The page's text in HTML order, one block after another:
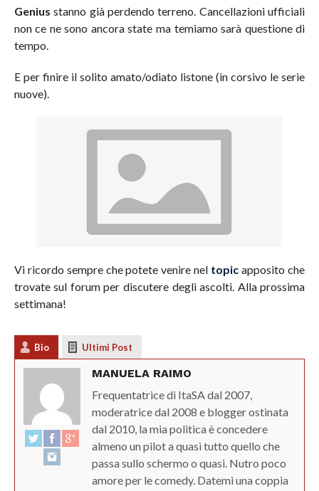
Genius stanno già perdendo terreno. Cancellazioni ufficiali
non ce ne sono ancora state ma temiamo sarà questione di
tempo.
E per finire il solito amato/odiato listone (in corsivo le serie
nuove).
Vi ricordo sempre che potete venire nel topic apposito che
trovate sul forum per discutere degli ascolti. Alla prossima
settimana!
Bio Ultimi Post
MANUELA RAIMO
Frequentatrice di ItaSA dal 2007,
moderatrice dal 2008 e blogger ostinata
dal 2010, la mia politica è concedere
almeno un pilot a quasi tutto quello che
passa sullo schermo o quasi. Nutro poco
amore per le comedy. Datemi una coppia